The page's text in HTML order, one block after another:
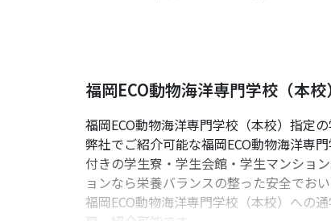
福岡ECO動物海洋専門学校（本
福岡ECO動物海洋専門学校（本校）指定
弊社でご紹介可能な福岡ECO動物海洋専
付きの学生寮・学生会館・学生マンショ
ョンなら栄養バランスの整った安全でお
福岡ECO動物海洋専門学校（本校）への